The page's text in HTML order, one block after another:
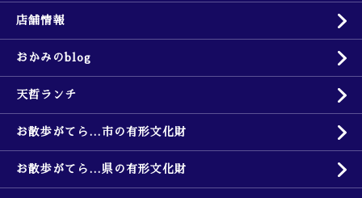
店舗情報
おかみのblog
天哲ランチ
お散歩がてら…市の有形文化財
お散歩がてら…県の有形文化財